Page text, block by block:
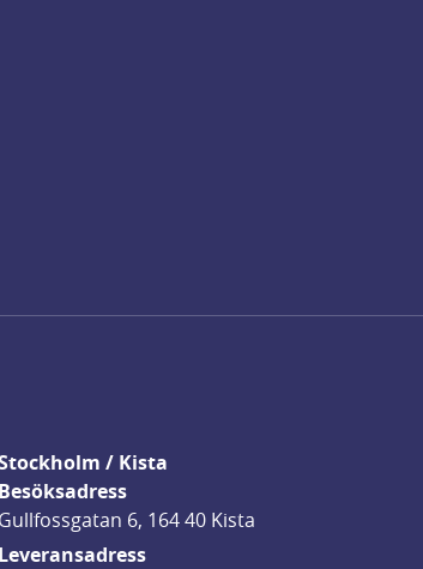
/ Kista
Besöksadress
Gullfossgatan 6, 164 40 Kista
Leveransadress